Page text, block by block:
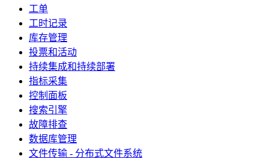
工单
工时记录
库存管理
投票和活动
持续集成和持续部署
指标采集
控制面板
搜索引擎
故障排查
数据库管理
文件传输 - 分布式文件系统